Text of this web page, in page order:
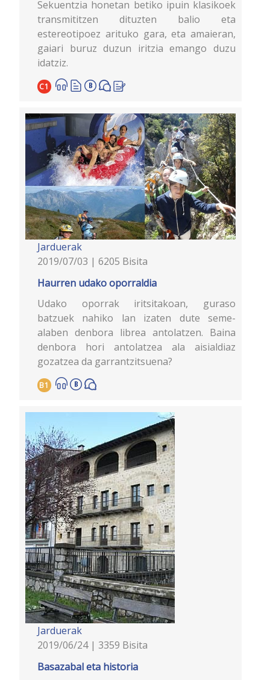
Sekuentzia honetan betiko ipuin klasikoek
transmititzen dituzten balio eta
estereotipoez arituko gara, eta amaieran,
gaiari buruz duzun iritzia emango duzu
idatziz.
C1
Jarduerak
2019/07/03 | 6205 Bisita
Haurren udako oporraldia
Udako oporrak iritsitakoan, guraso
batzuek nahiko lan izaten dute seme-
alaben denbora librea antolatzen. Baina
denbora hori antolatzea ala aisialdiaz
gozatzea da garrantzitsuena?
B1
Jarduerak
2019/06/24 | 3359 Bisita
Basazabal eta historia